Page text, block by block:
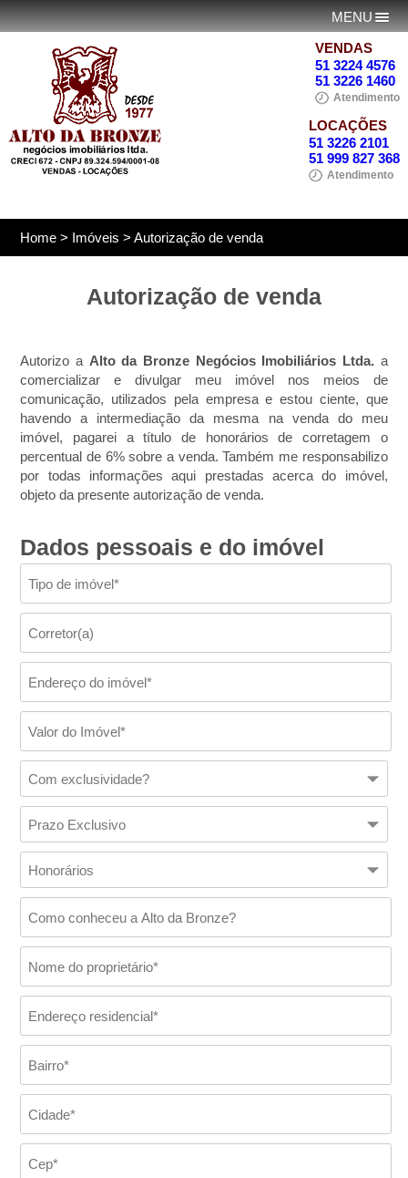
MENU
VENDAS
51 3224 4576
51 3226 1460
Atendimento
LOCAÇÕES
51 3226 2101
51 999 827 368
Atendimento
Home > Imóveis > Autorização de venda
Autorização de venda
Autorizo a Alto da Bronze Negócios Imobiliários Ltda.a
comercializar e divulgar meu imóvel nos meios de
comunicação, utilizados pela empresa e estou ciente, que
havendo a intermediação da mesma na venda do meu
imóvel, pagarei a título de honorários de corretagem o
percentual de 6% sobre a venda. Também me responsabilizo
por todas informações aqui prestadas acerca do imóvel,
objeto da presente autorização de venda.
Dados pessoais e do imóvel